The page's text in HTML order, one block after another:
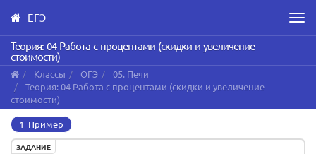
Skip
main
content
ЕГЭ
Теория: 04 Работа с процентами (скидки и увеличение
стоимости)
Классы ОГЭ
05. Печи
Теория: 04 Работа с процентами (скидки и увеличение
стоимости)
1 Пример
ЗАДАНИЕ